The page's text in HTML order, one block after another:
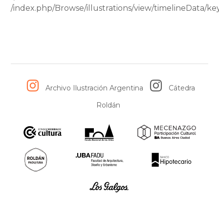
Metálica y Lechervida.
/index.php/Browse/illustrations/view/timelineData/
Archivo Ilustración Argentina
Cátedra
Roldán